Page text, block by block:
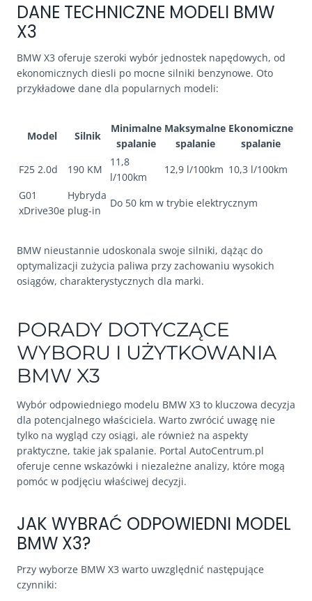
DANE TECHNICZNE MODELI BMW
X3
BMW X3 oferuje szeroki wybór jednostek napędowych, od
ekonomicznych diesli po mocne silniki benzynowe. Oto
przykładowe dane dla popularnych modeli:
Model Silnik
Minimalne
spalanie
Maksymalne
spalanie
Ekonomiczne
spalanie
F25 2.0d
190 KM
11,8
l/100km
12,9 l/100km 10,3 l/100km
G01
xDrive30e
Hybryda
plug-in
Do 50 km w trybie elektrycznym
BMW nieustannie udoskonala swoje silniki, dążąc do
optymalizacji zużycia paliwa przy zachowaniu wysokich
osiągów, charakterystycznych dla marki.
PORADY DOTYCZĄCE
WYBORU I UŻYTKOWANIA
BMW X3
Wybór odpowiedniego modelu BMW X3 to kluczowa decyzja
dla potencjalnego właściciela. Warto zwrócić uwagę nie
tylko na wygląd czy osiągi, ale również na aspekty
praktyczne, takie jak spalanie. Portal AutoCentrum.pl
oferuje cenne wskazówki i niezależne analizy, które mogą
pomóc w podjęciu właściwej decyzji.
JAK WYBRAĆ ODPOWIEDNI MODEL
BMW X3?
Przy wyborze BMW X3 warto uwzględnić następujące
czynniki: